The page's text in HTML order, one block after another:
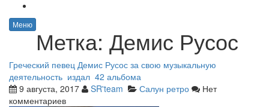
Меню
Метка: Демис Русос
Греческий певец Демис Русос за свою музыкальную
деятельность издал 42 альбома
9 августа, 2017
SR'team Салун ретро
Нет
комментариев